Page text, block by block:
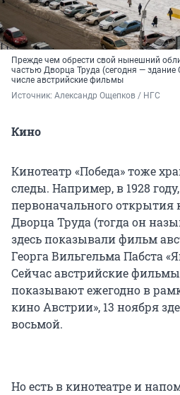
Прежде чем обрести свой нынешний
частью Дворца Труда (сегодня —
числе австрийские фильмы
Источник: Александр Ощепков / НГС
Кино
Кинотеатр «Победа» тоже
следы. Например, в 1928
первоначального открытия
Дворца Труда (тогда он
здесь показывали фильм
Георга Вильгельма Пабста
Сейчас австрийские фильмы
показывают ежегодно в
кино Австрии», 13 ноября
восьмой.
Но есть в кинотеатре и